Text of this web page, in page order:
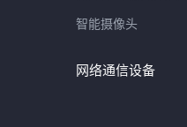
智能摄像头
网络通信设备